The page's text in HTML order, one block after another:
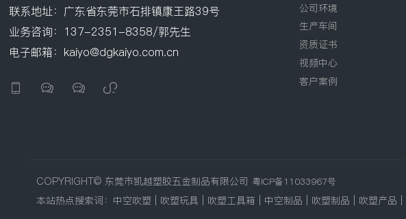
联系地址：广东省东莞市石排镇康王路39号
业务咨询：137-2351-8358/郭先生
电子邮箱：kaiyo@dgkaiyo.com.cn
   
公司环境
生产车间
资质证书
视频中心
客户案例
COPYRIGHT© 东莞市凯越塑胶五金制品有限公司 粤ICP备11033967号
本站热点搜索词： 中空吹塑 吹塑玩具 吹塑工具箱 中空制品 吹塑制品 吹塑产品